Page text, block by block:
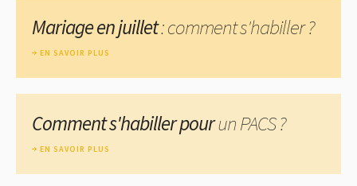
Mariage en juillet: comment s'habiller ?
EN SAVOIR PLUS
Comment s'habiller pourun PACS ?
EN SAVOIR PLUS